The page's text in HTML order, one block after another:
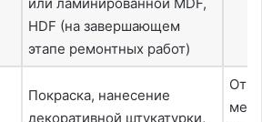
HDF (на завершающем
этапе ремонтных работ)
Покраска, нанесение
декоративной штукатурки,
От
мес;